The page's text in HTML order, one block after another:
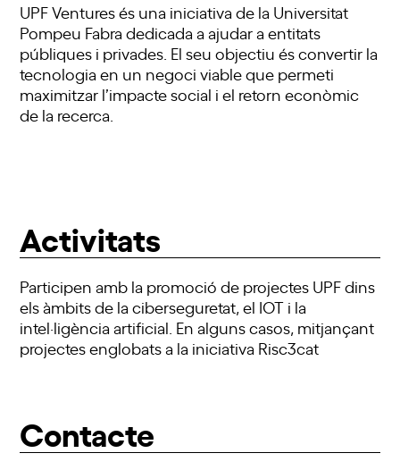
UPF Ventures és una iniciativa de la Universitat
Pompeu Fabra dedicada a ajudar a entitats
públiques i privades. El seu objectiu és convertir la
tecnologia en un negoci viable que permeti
maximitzar l’impacte social i el retorn econòmic
de la recerca.
Activitats
Participen amb la promoció de projectes UPF dins
els àmbits de la ciberseguretat, el IOT i la
intel·ligència artificial. En alguns casos, mitjançant
projectes englobats a la iniciativa Risc3cat
Contacte